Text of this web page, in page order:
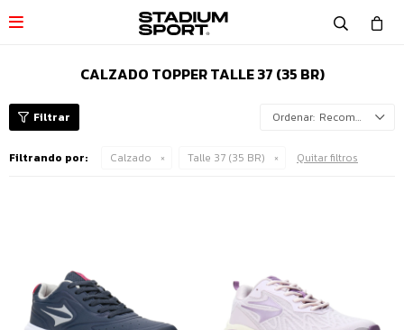

CALZADO TOPPER TALLE 37 (35 BR)
Recomendados
Filtrando por: Calzado Talle 37 (35 BR) Quitar filtros